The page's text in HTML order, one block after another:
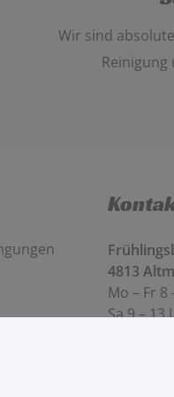
Wir sind
4813
Mo – Fr
Sa 9 – 13